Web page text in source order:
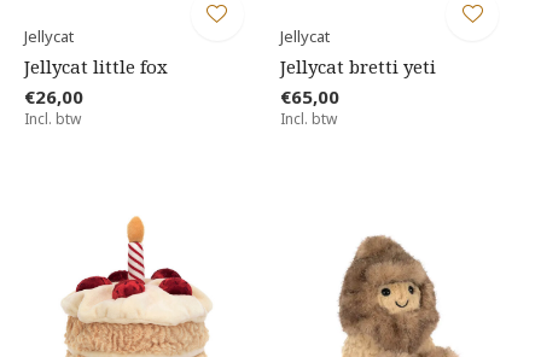
Jellycat
Jellycat little fox
€26,00
Incl. btw
Jellycat
Jellycat bretti yeti
€65,00
Incl. btw